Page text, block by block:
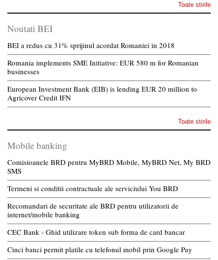
Toate stirile
Noutati BEI
BEI a redus cu 31% sprijinul acordat Romaniei in 2018
Romania implements SME Initiative: EUR 580 m for Romanian
businesses
European Investment Bank (EIB) is lending EUR 20 million to
Agricover Credit IFN
Toate stirile
Mobile banking
Comisioanele BRD pentru MyBRD Mobile, MyBRD Net, My BRD
SMS
Termeni si conditii contractuale ale serviciului You BRD
Recomandari de securitate ale BRD pentru utilizatorii de
internet/mobile banking
CEC Bank - Ghid utilizare token sub forma de card bancar
Cinci banci permit platile cu telefonul mobil prin Google Pay